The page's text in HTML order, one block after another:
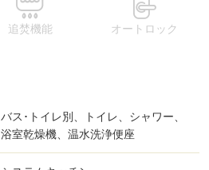
追焚機能 オートロック
バス･トイレ別、トイレ、シャワー、
浴室乾燥機、温水洗浄便座